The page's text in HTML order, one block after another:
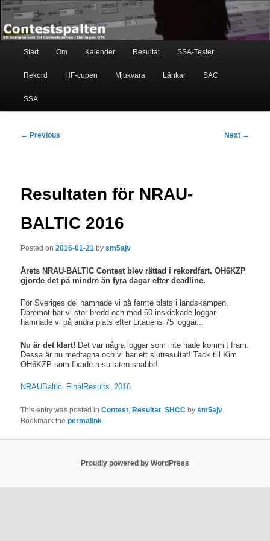
Skip
primary
content
Contestspalten
Ett komplement till contestspalten i tidningen QTC
Start Om Kalender Resultat SSA-Tester
Rekord HF-cupen Mjukvara Länkar SAC
SSA
Post
← Previous Next →
Resultaten för NRAU-
BALTIC 2016
Posted on2016-01-21 bysm5ajv
Årets NRAU-BALTIC Contest blev rättad i rekordfart. OH6KZP
gjorde det på mindre än fyra dagar efter deadline.
För Sveriges del hamnade vi på femte plats i landskampen.
Däremot har vi stor bredd och med 60 inskickade loggar
hamnade vi på andra plats efter Litauens 75 loggar..
Nu är det klart! Det var några loggar som inte hade kommit fram.
Dessa är nu medtagna och vi har ett slutresultat! Tack till Kim
OH6KZP som fixade resultaten snabbt!
NRAUBaltic_FinalResults_2016
This entry was posted inContest,Resultat,SHCC bysm5ajv.
Bookmark thepermalink.
Proudly powered by WordPress